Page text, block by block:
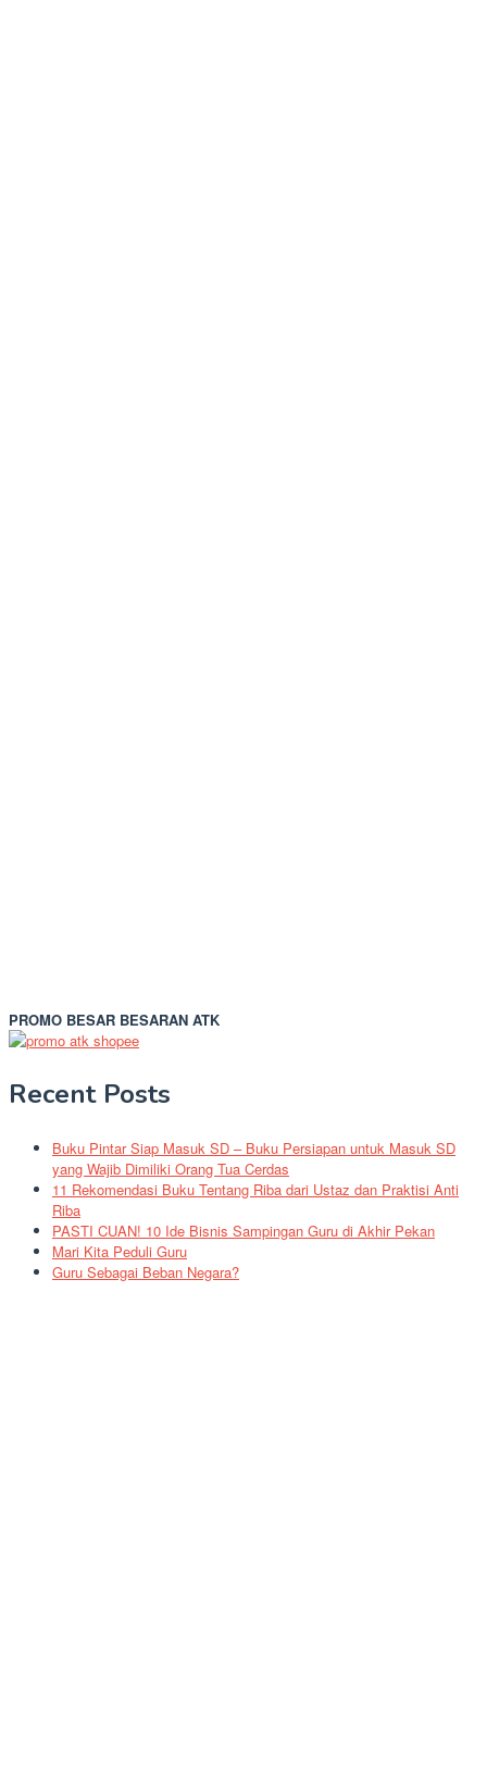
PROMO BESAR BESARAN ATK
Recent Posts
Buku Pintar Siap Masuk SD – Buku Persiapan untuk Masuk SD
yang Wajib Dimiliki Orang Tua Cerdas
11 Rekomendasi Buku Tentang Riba dari Ustaz dan Praktisi Anti
Riba
PASTI CUAN! 10 Ide Bisnis Sampingan Guru di Akhir Pekan
Mari Kita Peduli Guru
Guru Sebagai Beban Negara?